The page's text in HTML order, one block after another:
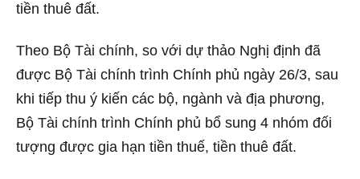
tiền thuê đất.
Theo Bộ Tài chính, so với dự thảo Nghị định đã
được Bộ Tài chính trình Chính phủ ngày 26/3, sau
khi tiếp thu ý kiến các bộ, ngành và địa phương,
Bộ Tài chính trình Chính phủ bổ sung 4 nhóm đối
tượng được gia hạn tiền thuế, tiền thuê đất.